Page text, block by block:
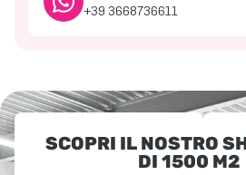
+39 3668736611
SCOPRI IL NOSTRO
DI 1500 M2